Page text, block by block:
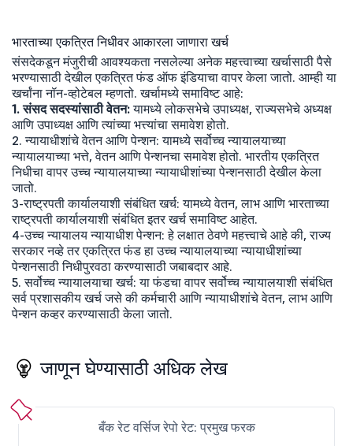
भारताच्या एकत्रित निधीवर आकारला जाणारा खर्च
संसदेकडून मंजुरीची आवश्यकता नसलेल्या अनेक महत्त्वाच्या खर्चासाठी पैसे
भरण्यासाठी देखील एकत्रित फंड ऑफ इंडियाचा वापर केला जातो. आम्ही या
खर्चांना नॉन-व्होटेबल म्हणतो. खर्चामध्ये समाविष्ट आहे:
1. संसद सदस्यांसाठी वेतन:यामध्ये लोकसभेचे उपाध्यक्ष, राज्यसभेचे अध्यक्ष
आणि उपाध्यक्ष आणि त्यांच्या भत्त्यांचा समावेश होतो.
2. न्यायाधीशांचे वेतन आणि पेन्शन: यामध्ये सर्वोच्च न्यायालयाच्या
न्यायालयाच्या भत्ते, वेतन आणि पेन्शनचा समावेश होतो. भारतीय एकत्रित
निधीचा वापर उच्च न्यायालयाच्या न्यायाधीशांच्या पेन्शनसाठी देखील केला
जातो.
3-राष्ट्रपती कार्यालयाशी संबंधित खर्च: यामध्ये वेतन, लाभ आणि भारताच्या
राष्ट्रपती कार्यालयाशी संबंधित इतर खर्च समाविष्ट आहेत.
4-उच्च न्यायालय न्यायाधीश पेन्शन: हे लक्षात ठेवणे महत्त्वाचे आहे की, राज्य
सरकार नव्हे तर एकत्रित फंड हा उच्च न्यायालयाच्या न्यायाधीशांच्या
पेन्शनसाठी निधीपुरवठा करण्यासाठी जबाबदार आहे.
5. सर्वोच्च न्यायालयाचा खर्च: या फंडचा वापर सर्वोच्च न्यायालयाशी संबंधित
सर्व प्रशासकीय खर्च जसे की कर्मचारी आणि न्यायाधीशांचे वेतन, लाभ आणि
पेन्शन कव्हर करण्यासाठी केला जातो.
जाणून घेण्यासाठी अधिक लेख
बँक रेट वर्सिज रेपो रेट: प्रमुख फरक